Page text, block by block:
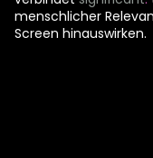
menschlicher
Screen hinauswirken.